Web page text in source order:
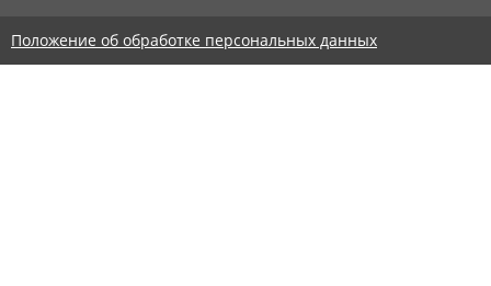
Положение об обработке персональных данных